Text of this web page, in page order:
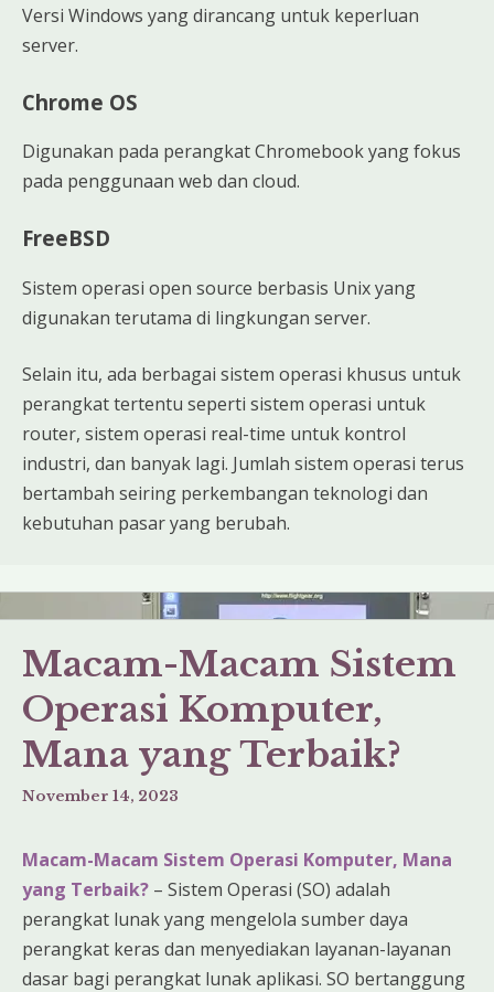
Versi Windows yang dirancang untuk keperluan
server.
Chrome OS
Digunakan pada perangkat Chromebook yang fokus
pada penggunaan web dan cloud.
FreeBSD
Sistem operasi open source berbasis Unix yang
digunakan terutama di lingkungan server.
Selain itu, ada berbagai sistem operasi khusus untuk
perangkat tertentu seperti sistem operasi untuk
router, sistem operasi real-time untuk kontrol
industri, dan banyak lagi. Jumlah sistem operasi terus
bertambah seiring perkembangan teknologi dan
kebutuhan pasar yang berubah.
Macam-Macam Sistem
Operasi Komputer,
Mana yang Terbaik?
November 14, 2023
Macam-Macam Sistem Operasi Komputer, Mana
yang Terbaik? – Sistem Operasi (SO) adalah
perangkat lunak yang mengelola sumber daya
perangkat keras dan menyediakan layanan-layanan
dasar bagi perangkat lunak aplikasi. SO bertanggung